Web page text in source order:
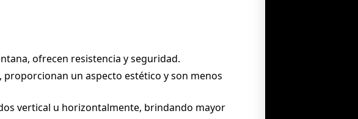
ofrecen resistencia y seguridad.
un aspecto estético y son menos
vertical u horizontalmente, brindando mayor